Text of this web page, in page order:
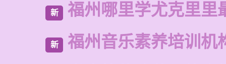
新 福州哪里学尤克里里
新 福州音乐素养培训机